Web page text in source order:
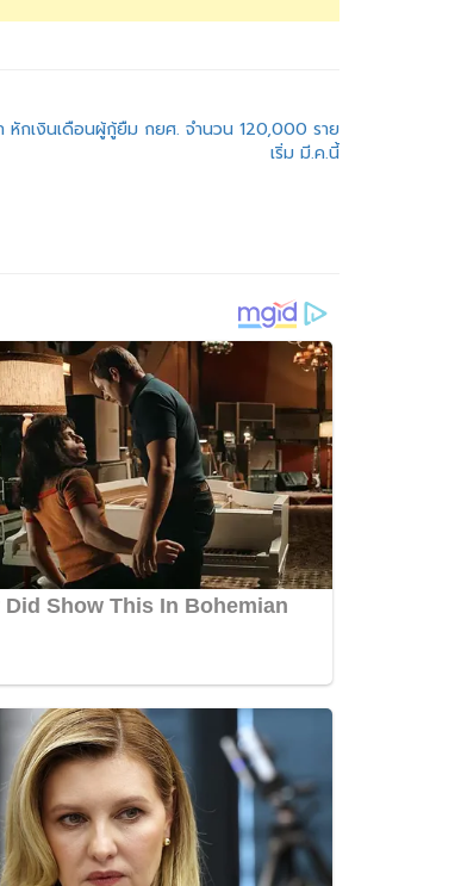
กเงินเดือนผู้กู้ยืม กยศ. จำนวน 120,000 ราย
เริ่ม มี.ค.นี้